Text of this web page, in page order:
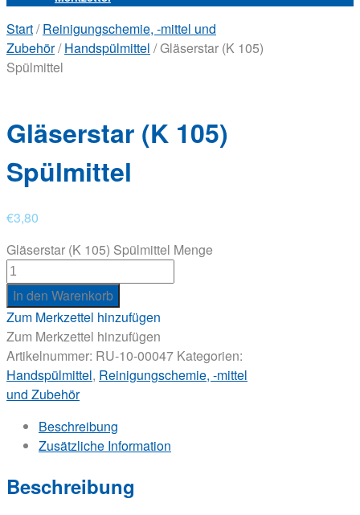
Start/Reinigungschemie, -mittel und
Zubehör/Handspülmittel / Gläserstar (K 105)
Spülmittel
Gläserstar (K 105)
Spülmittel
€3,80
Gläserstar (K 105) Spülmittel Menge
In den Warenkorb
Zum Merkzettel hinzufügen
Zum Merkzettel hinzufügen
Artikelnummer: RU-10-00047 Kategorien:
Handspülmittel, Reinigungschemie, -mittel
und Zubehör
Beschreibung
Zusätzliche Information
Beschreibung